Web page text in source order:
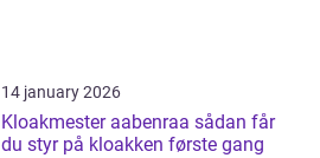
14 january 2026
Kloakmester aabenraa sådan får
du styr på kloakken første gang